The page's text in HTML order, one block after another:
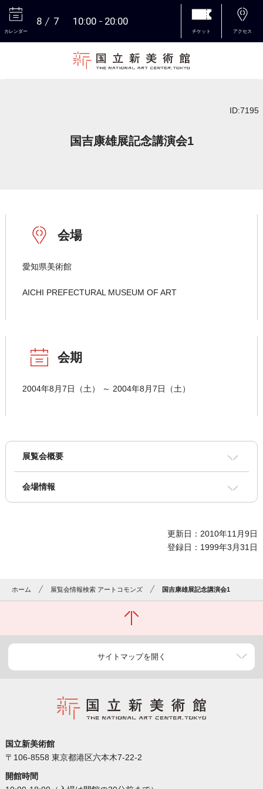
カレンダー
8 7 10:00 20:00
チケット アクセス
ID:7195
国吉康雄展記念講演会1
会場
愛知県美術館
AICHI PREFECTURAL MUSEUM OF ART
会期
2004年8月7日（土） ～ 2004年8月7日（土）
展覧会概要
会場情報
更新日：2010年11月9日
登録日：1999年3月31日
ホーム 展覧会情報検索 アートコモンズ 国吉康雄展記念講演会1
サイトマップを開く
国立新美術館
〒106-8558 東京都港区六本木7-22-2
開館時間